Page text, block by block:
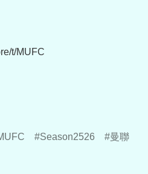
t/MUFC
Season2526 曼聯